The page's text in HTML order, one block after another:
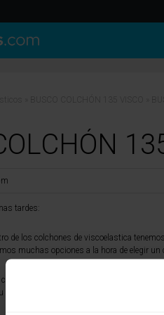
tardes:
de los colchones de viscoelastica
muchas opciones a la hora de elegir un
colchones que aunque tengan varios
preferencia de firmiza es intermedia y por